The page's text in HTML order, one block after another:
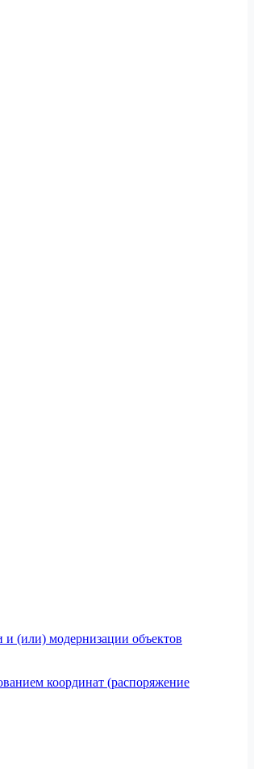
и (или) модернизации объектов
координат (распоряжение